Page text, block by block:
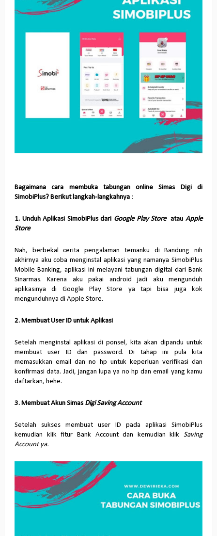
Bagaimana cara membuka tabungan online Simas Digi di
SimobiPlus? Berikut langkah-langkahnya :
1. Unduh Aplikasi SimobiPlus dari Google Play StoreatauApple
Store
Nah, berbekal cerita pengalaman temanku di Bandung nih
akhirnya aku coba menginstal aplikasi yang namanya SimobiPlus
Mobile Banking, aplikasi ini melayani tabungan digital dari Bank
Sinarmas. Karena aku pakai android jadi aku mengunduh
aplikasinya di Google Play Store ya tapi bisa juga kok
mengunduhnya di Apple Store.
2. Membuat User ID untuk Aplikasi
Setelah menginstal aplikasi di ponsel, kita akan dipandu untuk
membuat user ID dan password. Di tahap ini pula kita
memasukkan email dan no hp untuk keperluan verifikasi dan
konfirmasi data. Jadi, jangan lupa ya no hp dan email yang kamu
daftarkan, hehe.
3. Membuat Akun Simas Digi Saving Account
Setelah sukses membuat user ID pada aplikasi SimobiPlus
kemudian klik fitur Bank Account dan kemudian klik Saving
Account ya.